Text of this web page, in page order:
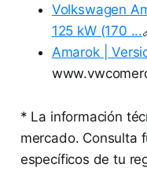
Volkswagen
125 kW (170 ...
Amarok |
* La información
mercado. Consulta
específicos de tu